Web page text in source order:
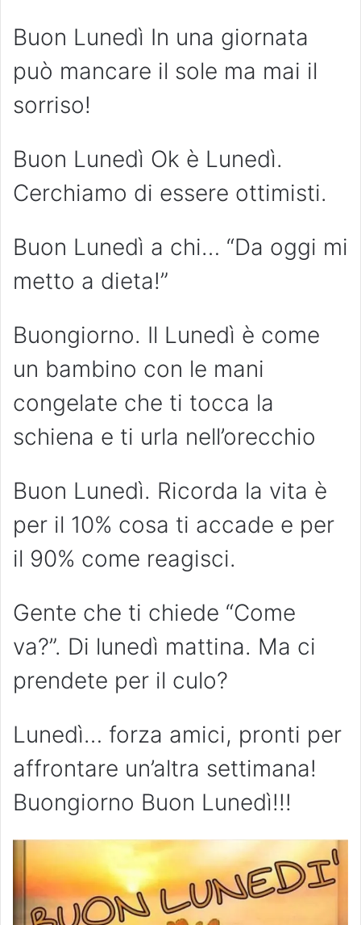
Buon Lunedì In una giornata
può mancare il sole ma mai il
sorriso!
Buon Lunedì Ok è Lunedì.
Cerchiamo di essere ottimisti.
Buon Lunedì a chi… “Da oggi mi
metto a dieta!”
Buongiorno. Il Lunedì è come
un bambino con le mani
congelate che ti tocca la
schiena e ti urla nell’orecchio
Buon Lunedì. Ricorda la vita è
per il 10% cosa ti accade e per
il 90% come reagisci.
Gente che ti chiede “Come
va?”. Di lunedì mattina. Ma ci
prendete per il culo?
Lunedì… forza amici, pronti per
affrontare un’altra settimana!
Buongiorno Buon Lunedì!!!